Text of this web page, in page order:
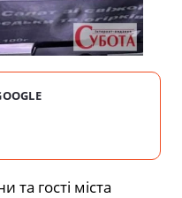
та гості міста